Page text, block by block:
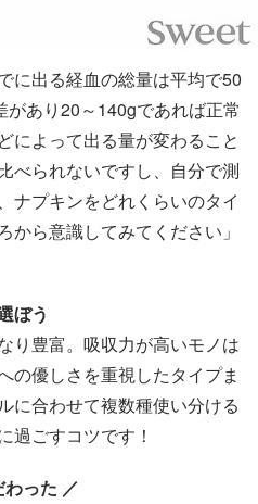
に出る経血の総量は平均で50
があり20～140gであれば正常
によって出る量が変わること
べられないですし、自分で測
ナプキンをどれくらいのタイ
から意識してみてください」
ぼう
り豊富。吸収力が高いモノは
の優しさを重視したタイプま
に合わせて複数種使い分ける
過ごすコツです！
った ／